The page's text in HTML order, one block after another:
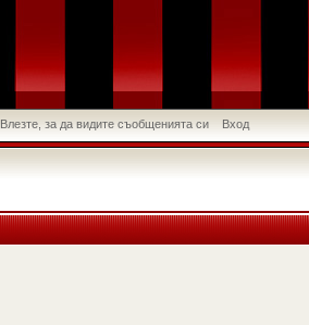
Влезте, за да видите съобщенията си Вход